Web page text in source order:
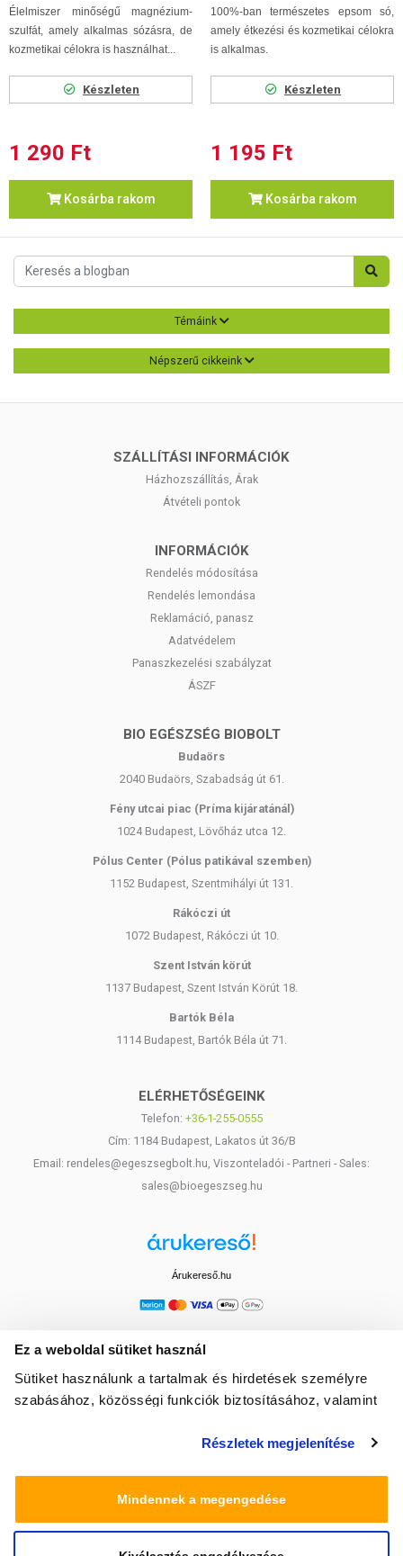
Ez a weboldal sütiket használ
Sütiket használunk a tartalmak és hirdetések személyre
szabásához, közösségi funkciók biztosításához, valamint
média-, hirdető- és elemező partnereinkkel megosztjuk az
amelyeket Ön adott meg számukra vagy az Ön által
használt más szolgáltatásokból gyűjtöttek.
Részletek megjelenítése
Mindennek a megengedése
Élelmiszer minőségű magnézium-
szulfát, amely alkalmas sózásra, de
kozmetikai célokra is használhat...
Készleten
1 290 Ft
Kosárba rakom
100%-ban természetes epsom só,
amely étkezési és kozmetikai célokra
is alkalmas.
Készleten
1 195 Ft
Kosárba rakom
Témáink
Népszerű cikkeink
SZÁLLÍTÁSI INFORMÁCIÓK
Házhozszállítás, Árak
Átvételi pontok
INFORMÁCIÓK
Rendelés módosítása
Rendelés lemondása
Reklamáció, panasz
Adatvédelem
Panaszkezelési szabályzat
ÁSZF
BIO EGÉSZSÉG BIOBOLT
Budaörs
2040 Budaörs, Szabadság út 61.
Fény utcai piac (Príma kijáratánál)
1024 Budapest, Lövőház utca 12.
Pólus Center (Pólus patikával szemben)
1152 Budapest, Szentmihályi út 131.
Rákóczi út
1072 Budapest, Rákóczi út 10.
Szent István körút
1137 Budapest, Szent István Körút 18.
Bartók Béla
1114 Budapest, Bartók Béla út 71.
ELÉRHETŐSÉGEINK
Telefon: +36-1-255-0555
Cím: 1184 Budapest, Lakatos út 36/B
Email: rendeles@egeszsegbolt.hu, Viszonteladói - Partneri - Sales:
sales@bioegeszseg.hu
Árukereső.hu